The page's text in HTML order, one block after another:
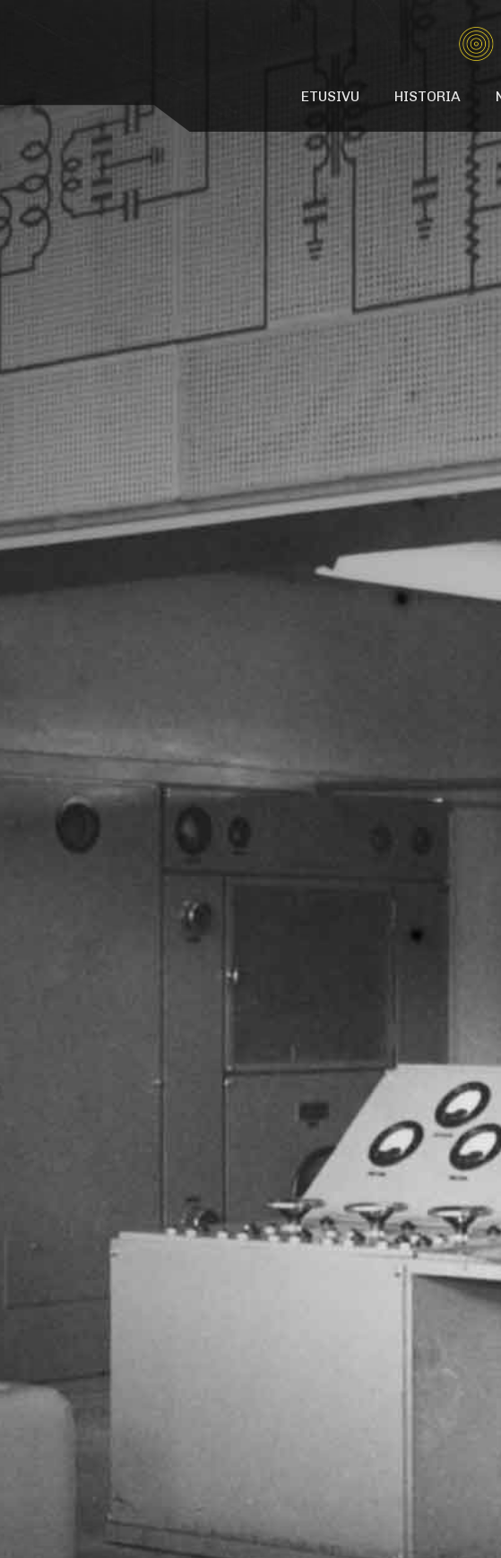
ETUSIVU HISTORIA
Lyhytaaltoaseman
Rakennushistoriaselvitys
Valokuvagalleria
Äänigalleria
Videogalleria